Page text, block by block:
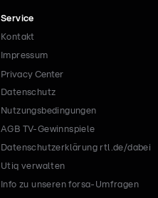
Service
Kontakt
Impressum
Privacy Center
Datenschutz
Nutzungsbedingungen
AGB TV-Gewinnspiele
Datenschutzerklärung rtl.de/dabei
Utiq verwalten
Info zu unseren forsa-Umfragen